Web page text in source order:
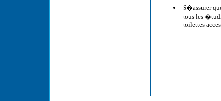
S�assurer
tous les
toilettes